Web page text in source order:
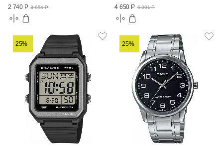
2 740 Р 3 654 Р
4 650 Р 6 201 Р
25% 25%